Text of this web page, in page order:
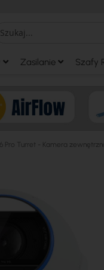
Zasilanie Szafy
Pro Turret - Kamera